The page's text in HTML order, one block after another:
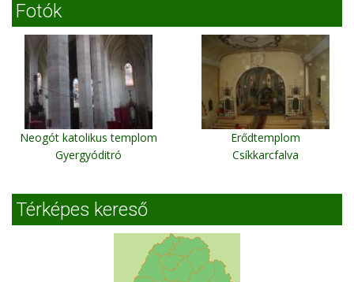
Fotók
Neogót katolikus templom
Gyergyóditró
Erődtemplom
Csíkkarcfalva
Térképes kereső